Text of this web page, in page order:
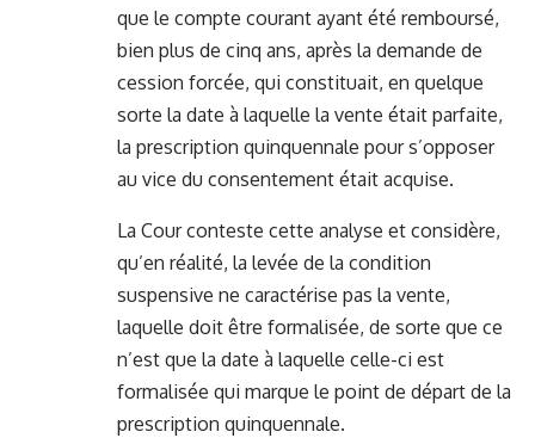
que le compte courant ayant été remboursé,
bien plus de cinq ans, après la demande de
cession forcée, qui constituait, en quelque
sorte la date à laquelle la vente était parfaite,
la prescription quinquennale pour s’opposer
au vice du consentement était acquise.
La Cour conteste cette analyse et considère,
qu’en réalité, la levée de la condition
suspensive ne caractérise pas la vente,
laquelle doit être formalisée, de sorte que ce
n’est que la date à laquelle celle-ci est
formalisée qui marque le point de départ de la
prescription quinquennale.